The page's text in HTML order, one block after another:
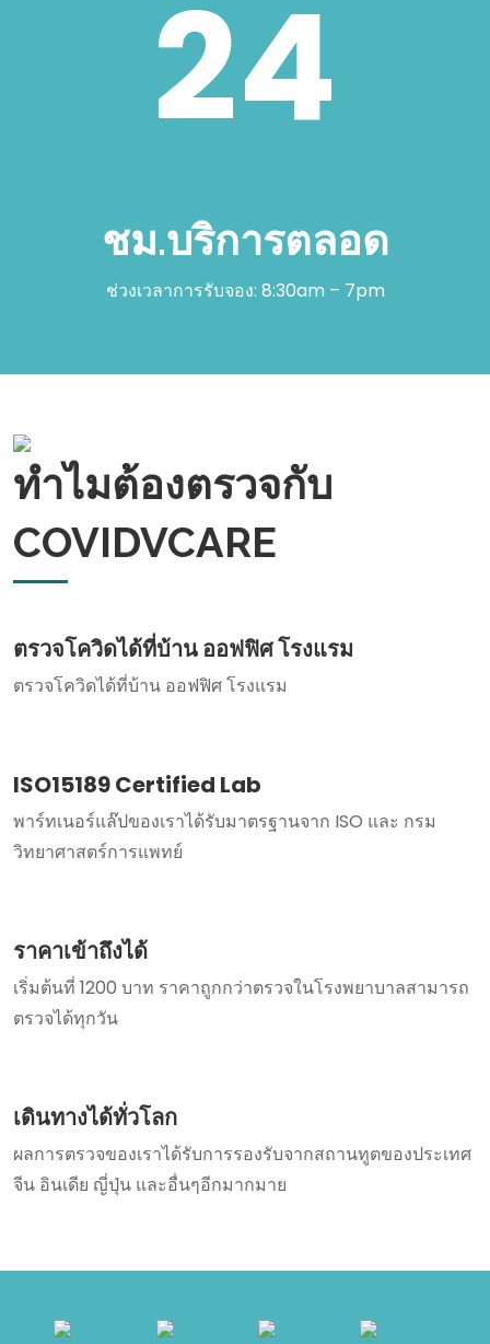
24
ชม.บริการตลอด
ช่วงเวลาการรับจอง: 8:30am – 7pm
ทำไมต้องตรวจกับ
COVIDVCARE
ตรวจโควิดได้ที่บ้าน ออฟฟิศ โรงแรม
ตรวจโควิดได้ที่บ้าน ออฟฟิศ โรงแรม
ISO15189 Certified Lab
พาร์ทเนอร์แล๊ปของเราได้รับมาตรฐานจาก ISO และ กรม
วิทยาศาสตร์การแพทย์
ราคาเข้าถึงได้
เริ่มต้นที่ 1200 บาท ราคาถูกกว่าตรวจในโรงพยาบาลสามารถ
ตรวจได้ทุกวัน
เดินทางได้ทั่วโลก
ผลการตรวจของเราได้รับการรองรับจากสถานทูตของประเทศ
จีน อินเดีย ญี่ปุ่น และอื่นๆอีกมากมาย